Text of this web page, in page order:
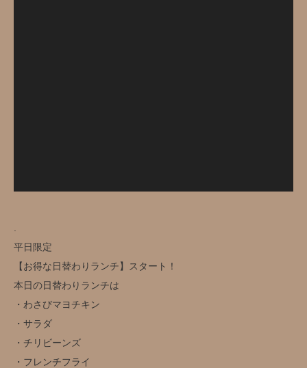
平日限定️
【お得な日替わりランチ】スタート！
本日の日替わりランチは
・わさびマヨチキン
・サラダ
・チリビーンズ
・フレンチフライ